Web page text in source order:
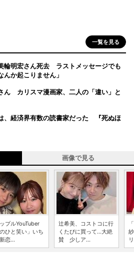
一覧を見る
輪明宏さん死去 ラストメッセージでも
か起こりません」
ん カリスマ漫画家、二人の「違い」と
、経済界有数の読書家だった 『死ぬほ
画像で見る
プルYouTuber
のひと笑い」いち
恋...
辻希美、コストコに行
くたびに買って...大絶
賛 少しア...